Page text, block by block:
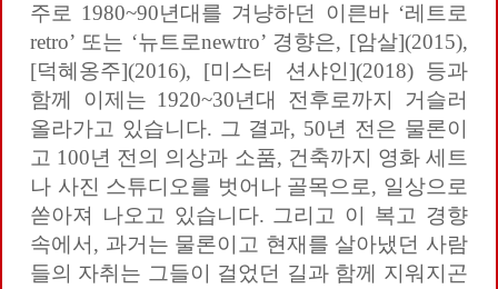
주로 1980~90년대를 겨냥하던 이른바 ‘레트로
retro’ 또는 ‘뉴트로newtro’ 경향은, [암살](2015),
[덕혜옹주](2016), [미스터 션샤인](2018) 등과
함께 이제는 1920~30년대 전후로까지 거슬러
올라가고 있습니다. 그 결과, 50년 전은 물론이
고 100년 전의 의상과 소품, 건축까지 영화 세트
나 사진 스튜디오를 벗어나 골목으로, 일상으로
쏟아져 나오고 있습니다. 그리고 이 복고 경향
속에서, 과거는 물론이고 현재를 살아냈던 사람
들의 자취는 그들이 걸었던 길과 함께 지워지곤